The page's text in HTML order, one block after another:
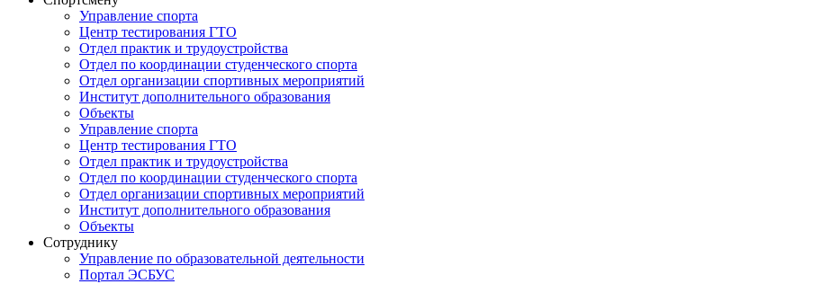
Управление спорта
Центр тестирования ГТО
Отдел практик и трудоустройства
Отдел по координации студенческого спорта
Отдел организации спортивных мероприятий
Институт дополнительного образования
Объекты
Управление спорта
Центр тестирования ГТО
Отдел практик и трудоустройства
Отдел по координации студенческого спорта
Отдел организации спортивных мероприятий
Институт дополнительного образования
Объекты
Сотруднику
Управление по образовательной деятельности
Портал ЭСБУС